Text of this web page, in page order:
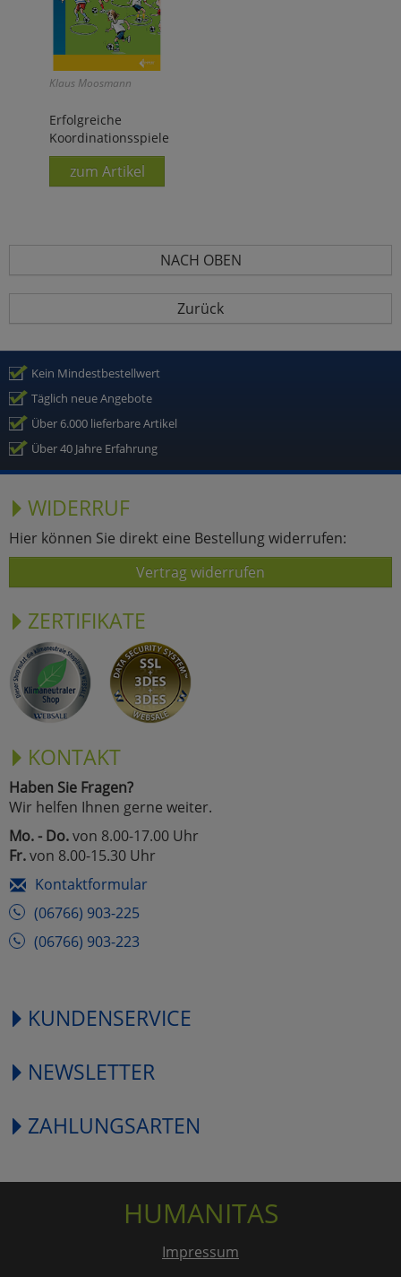
Klaus Moosmann
Erfolgreiche
Koordinationsspiele
zum Artikel
NACH OBEN
Zurück
Kein Mindestbestellwert
Täglich neue Angebote
Über 6.000 lieferbare Artikel
Über 40 Jahre Erfahrung
WIDERRUF
Hier können Sie direkt eine Bestellung widerrufen:
Vertrag widerrufen
ZERTIFIKATE
KONTAKT
Haben Sie Fragen?
Wir helfen Ihnen gerne weiter.
Mo. - Do.von 8.00-17.00 Uhr
Fr.von 8.00-15.30 Uhr
Kontaktformular
(06766) 903-225
(06766) 903-223
KUNDENSERVICE
NEWSLETTER
ZAHLUNGSARTEN
HUMANITAS
Impressum